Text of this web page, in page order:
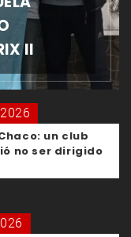
II
un club
no ser dirigido